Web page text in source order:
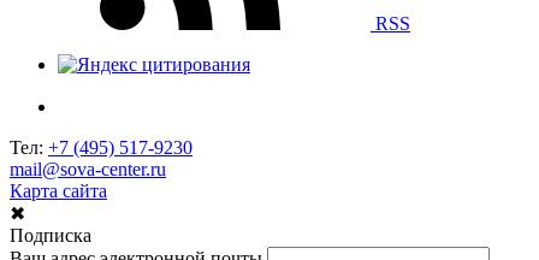
RSS
Тел: +7 (495) 517-9230
mail@sova-center.ru
Карта сайта
✖
Подписка